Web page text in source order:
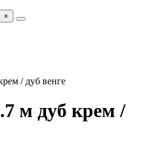
×
/ дуб венге
м дуб крем /